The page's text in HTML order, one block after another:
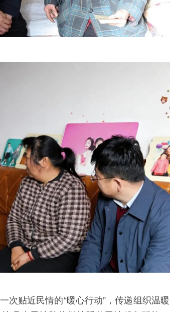
次贴近民情的“暖心行动”，传递组织温